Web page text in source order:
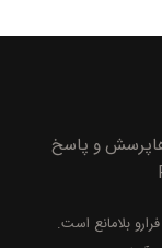
پرسش و پاسخ
بلامانع است.